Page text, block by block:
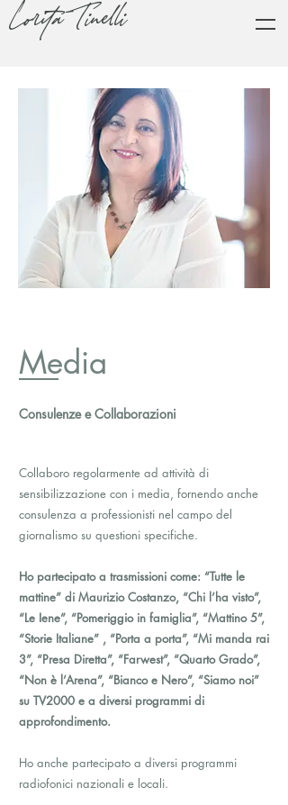
Lorita Tinelli
Media
Consulenze e Collaborazioni
Collaboro regolarmente ad attività di
sensibilizzazione con i media, fornendo anche
consulenza a professionisti nel campo del
giornalismo su questioni specifiche.
Ho partecipato a trasmissioni come: “Tutte le
mattine” di Maurizio Costanzo, “Chi l’ha visto”,
“Le Iene”, “Pomeriggio in famiglia”, “Mattino 5”,
“Storie Italiane” , “Porta a porta”, “Mi manda rai
3”, “Presa Diretta”, “Farwest”, “Quarto Grado”,
“Non è l’Arena”, “Bianco e Nero”, “Siamo noi”
su TV2000 e a diversi programmi di
approfondimento.
Ho anche partecipato a diversi programmi
radiofonici nazionali e locali.